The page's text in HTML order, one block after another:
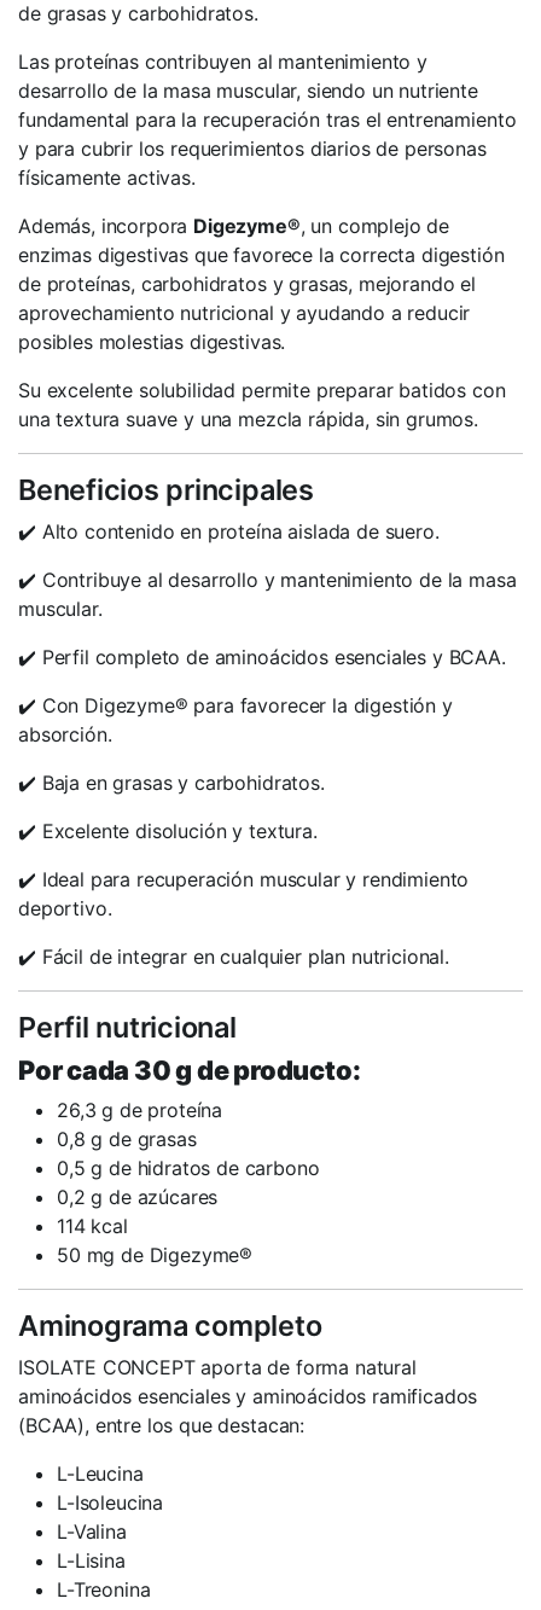
de grasas y carbohidratos.
Las proteínas contribuyen al mantenimiento y
desarrollo de la masa muscular, siendo un nutriente
fundamental para la recuperación tras el entrenamiento
y para cubrir los requerimientos diarios de personas
físicamente activas.
Además, incorpora Digezyme®, un complejo de
enzimas digestivas que favorece la correcta digestión
de proteínas, carbohidratos y grasas, mejorando el
aprovechamiento nutricional y ayudando a reducir
posibles molestias digestivas.
Su excelente solubilidad permite preparar batidos con
una textura suave y una mezcla rápida, sin grumos.
Beneficios principales
✔️ Alto contenido en proteína aislada de suero.
✔️ Contribuye al desarrollo y mantenimiento de la masa
muscular.
✔️ Perfil completo de aminoácidos esenciales y BCAA.
✔️ Con Digezyme® para favorecer la digestión y
absorción.
✔️ Baja en grasas y carbohidratos.
✔️ Excelente disolución y textura.
✔️ Ideal para recuperación muscular y rendimiento
deportivo.
✔️ Fácil de integrar en cualquier plan nutricional.
Perfil nutricional
Por cada 30 g de producto:
26,3 g de proteína
0,8 g de grasas
0,5 g de hidratos de carbono
0,2 g de azúcares
114 kcal
50 mg de Digezyme®
Aminograma completo
ISOLATE CONCEPT aporta de forma natural
aminoácidos esenciales y aminoácidos ramificados
(BCAA), entre los que destacan:
L-Leucina
L-Isoleucina
L-Valina
L-Lisina
L-Treonina